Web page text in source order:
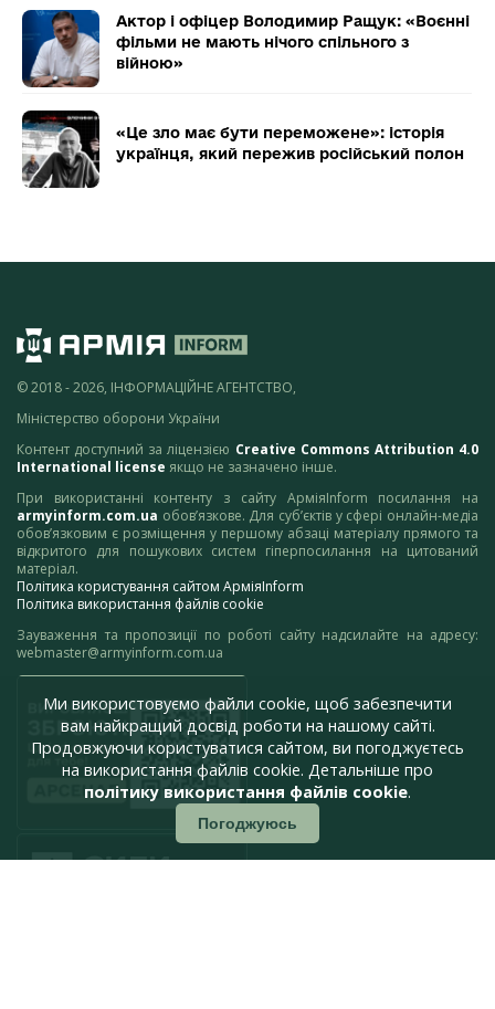
Актор і офіцер Володимир Ращук: «Воєнні
фільми не мають нічого спільного з
війною»
«Це зло має бути переможене»: історія
українця, який пережив російський полон
© 2018 - 2026, ІНФОРМАЦІЙНЕ АГЕНТСТВО,
Міністерство оборони України
Контент доступний за ліцензією Creative Commons Attribution 4.0
International license якщо не зазначено інше.
При використанні контенту з сайту АрміяInform посилання на
armyinform.com.ua обов’язкове. Для суб’єктів у сфері онлайн-медіа
обов’язковим є розміщення у першому абзаці матеріалу прямого та
відкритого для пошукових систем гіперпосилання на цитований
матеріал.
Політика користування сайтом АрміяInform
Політика використання файлів cookie
Зауваження та пропозиції по роботі сайту надсилайте на адресу:
webmaster@armyinform.com.ua
Ми використовуємо файли cookie, щоб забезпечити
вам найкращий досвід роботи на нашому сайті.
Продовжуючи користуватися сайтом, ви погоджуєтесь
на використання файлів cookie. Детальніше про
політику використання файлів cookie.
Погоджуюсь